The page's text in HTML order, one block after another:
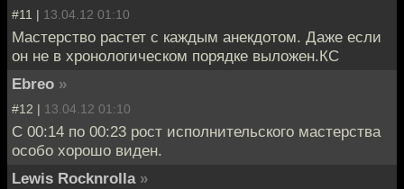
#11 | 13.04.12 01:10
Мастерство растет с каждым анекдотом. Даже если
он не в хронологическом порядке выложен.КС
Ebreo »
#12 | 13.04.12 01:10
C 00:14 по 00:23 рост исполнительского мастерства
особо хорошо виден.
Lewis Rocknrolla »